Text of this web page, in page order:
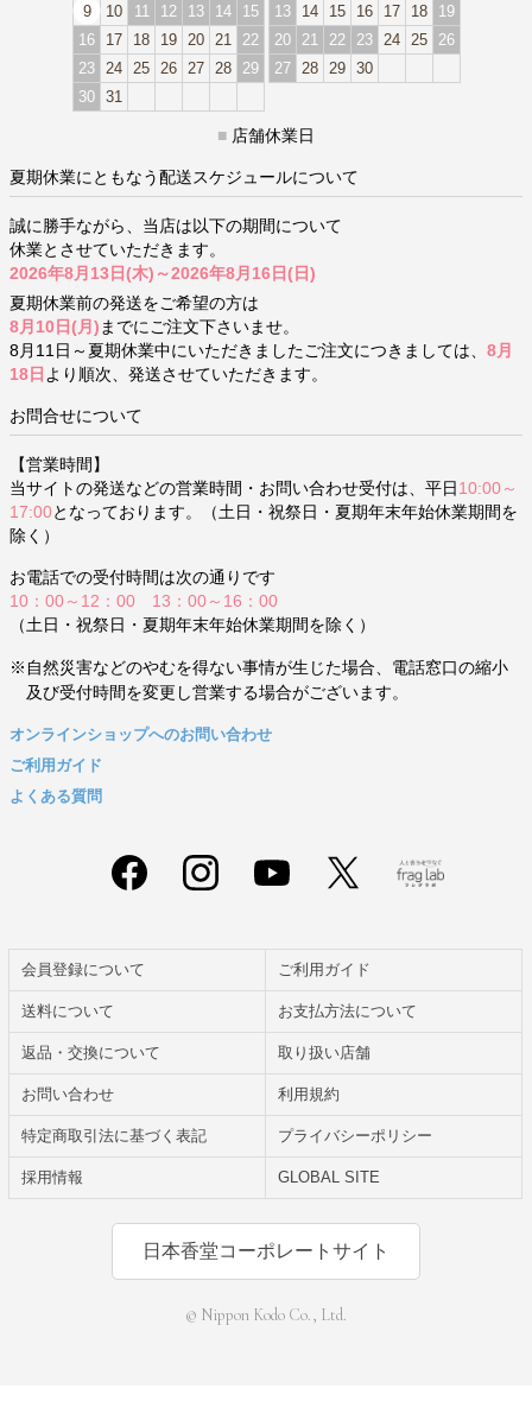
9
10 11 12 13 14
15
16
17 18 19 20 21
22
23
24 25 26 27 28
29
30 31
13
14 15 16 17 18
19
20
21 22 23 24 25
26
27
28 29 30
■ 店舗休業日
夏期休業にともなう配送スケジュールについて
誠に勝手ながら、当店は以下の期間について
休業とさせていただきます。
2026年8月13日(木)～2026年8月16日(日)
夏期休業前の発送をご希望の方は
8月10日(月) までにご注文下さいませ。
8月11日～夏期休業中にいただきましたご注文につきましては、 8月
18日 より順次、発送させていただきます。
お問合せについて
【営業時間】
当サイトの発送などの営業時間・お問い合わせ受付は、平日 10:00～
17:00となっております。（土日・祝祭日・夏期年末年始休業期間を
除く）
お電話での受付時間は次の通りです
10：00～12：00 13：00～16：00
（土日・祝祭日・夏期年末年始休業期間を除く）
※自然災害などのやむを得ない事情が生じた場合、電話窓口の縮小
及び受付時間を変更し営業する場合がございます。
オンラインショップへのお問い合わせ
ご利用ガイド
よくある質問
会員登録について ご利用ガイド
送料について お支払方法について
返品・交換について 取り扱い店舗
お問い合わせ 利用規約
特定商取引法に基づく表記 プライバシーポリシー
採用情報 GLOBAL SITE
日本香堂コーポレートサイト
© Nippon Kodo Co., Ltd.